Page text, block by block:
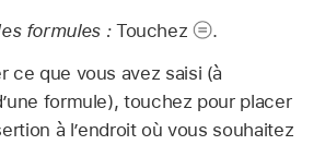
formules :Touchez
.
ce que vous avez saisi (à
formule), touchez pour placer
à l’endroit où vous souhaitez